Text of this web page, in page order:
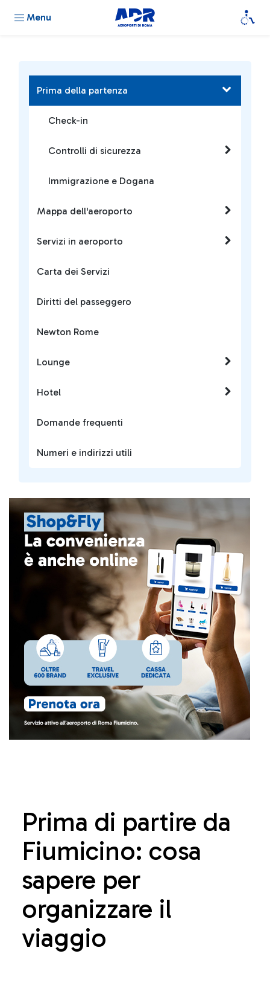
Menu
Prima di partire da
Fiumicino: cosa
sapere per
organizzare il
viaggio
Prima della partenza
Check-in
Controlli di sicurezza
Immigrazione e Dogana
Mappa dell'aeroporto
Servizi in aeroporto
Carta dei Servizi
Diritti del passeggero
Newton Rome
Lounge
Hotel
Domande frequenti
Numeri e indirizzi utili